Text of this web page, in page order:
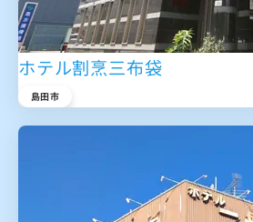
ホテル割烹三布袋
島田市